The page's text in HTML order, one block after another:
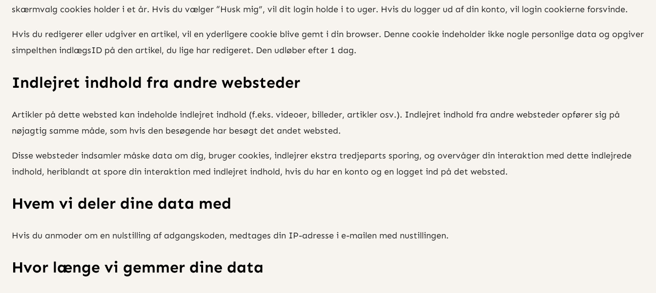
skærmvalg cookies holder i et år. Hvis du vælger “Husk mig”, vil dit login holde i to uger. Hvis du logger ud af din konto, vil login cookierne forsvinde.
Hvis du redigerer eller udgiver en artikel, vil en yderligere cookie blive gemt i din browser. Denne cookie indeholder ikke nogle personlige data og opgiver
simpelthen indlægsID på den artikel, du lige har redigeret. Den udløber efter 1 dag.
Indlejret indhold fra andre websteder
Artikler på dette websted kan indeholde indlejret indhold (f.eks. videoer, billeder, artikler osv.). Indlejret indhold fra andre websteder opfører sig på
nøjagtig samme måde, som hvis den besøgende har besøgt det andet websted.
Disse websteder indsamler måske data om dig, bruger cookies, indlejrer ekstra tredjeparts sporing, og overvåger din interaktion med dette indlejrede
indhold, heriblandt at spore din interaktion med indlejret indhold, hvis du har en konto og en logget ind på det websted.
Hvem vi deler dine data med
Hvis du anmoder om en nulstilling af adgangskoden, medtages din IP-adresse i e-mailen med nustillingen.
Hvor længe vi gemmer dine data